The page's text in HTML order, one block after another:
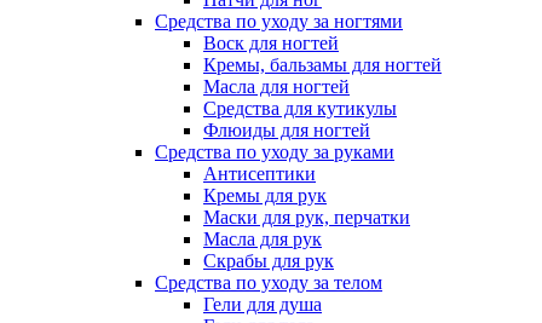
Средства по уходу за ногтями
Воск для ногтей
Кремы, бальзамы для ногтей
Масла для ногтей
Средства для кутикулы
Флюиды для ногтей
Средства по уходу за руками
Антисептики
Кремы для рук
Маски для рук, перчатки
Масла для рук
Скрабы для рук
Средства по уходу за телом
Гели для душа